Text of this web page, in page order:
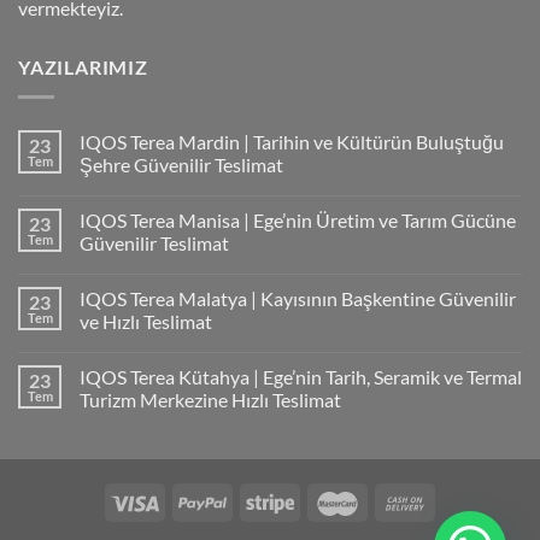
vermekteyiz.
YAZILARIMIZ
23
Tem
IQOS Terea Mardin | Tarihin ve Kültürün Buluştuğu
Şehre Güvenilir Teslimat
23
Tem
IQOS Terea Manisa | Ege’nin Üretim ve Tarım Gücüne
Güvenilir Teslimat
23
Tem
IQOS Terea Malatya | Kayısının Başkentine Güvenilir
ve Hızlı Teslimat
23
Tem
IQOS Terea Kütahya | Ege’nin Tarih, Seramik ve Termal
Turizm Merkezine Hızlı Teslimat